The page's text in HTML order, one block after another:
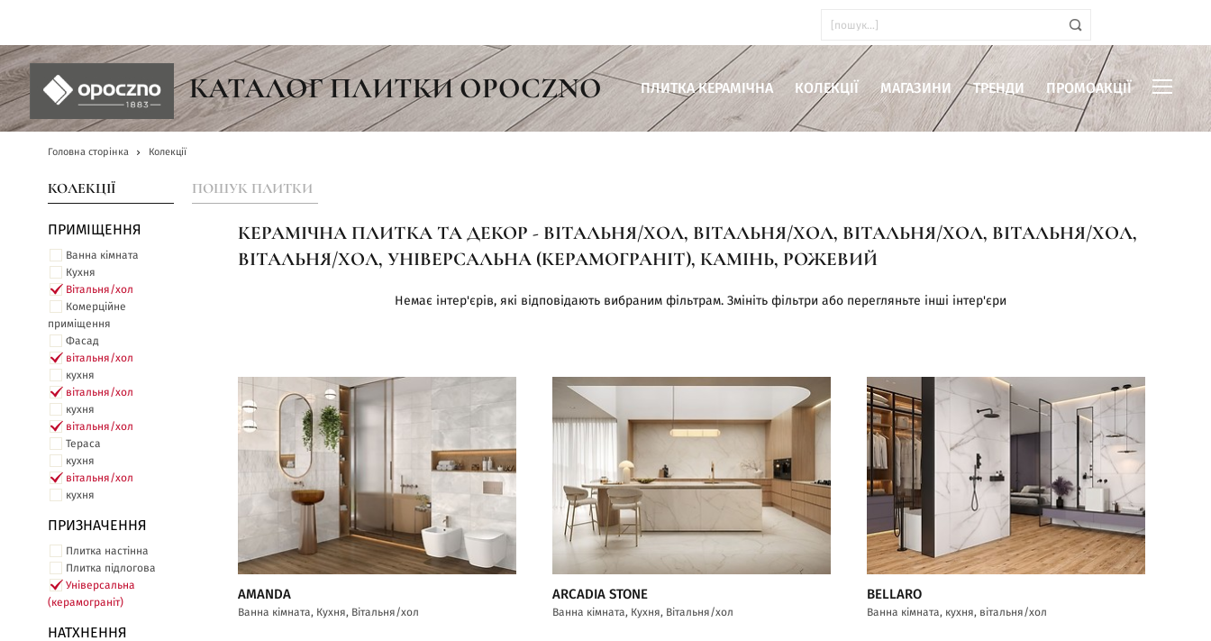
ПЛИТКА КЕРАМІЧНА КОЛЕКЦІЇ
Плитка для вітальні
Плитка для комерційних приміщень
МАГАЗИНИ ТРЕНДИ ПРОМОАКЦІЇ
КАТАЛОГ ПЛИТКИ OPOCZNO
Головна сторінка Колекції
КОЛЕКЦІЇ ПОШУК ПЛИТКИ
ПРИМІЩЕННЯ
Ванна кімната
Кухня
Вітальня/хол
Комерційне
приміщення
Фасад
вітальня/хол
кухня
вітальня/хол
кухня
вітальня/хол
Тераса
кухня
вітальня/хол
кухня
ПРИЗНАЧЕННЯ
Плитка настінна
Плитка підлогова
Універсальна
(керамограніт)
НАТХНЕННЯ
КЕРАМІЧНА ПЛИТКА ТА ДЕКОР - ВІТАЛЬНЯ/ХОЛ, ВІТАЛЬНЯ/ХОЛ, ВІТАЛЬНЯ/ХОЛ, ВІТАЛЬНЯ/ХОЛ,
ВІТАЛЬНЯ/ХОЛ, УНІВЕРСАЛЬНА (КЕРАМОГРАНІТ), КАМІНЬ, РОЖЕВИЙ
Немає інтер'єрів, які відповідають вибраним фільтрам. Змініть фільтри або перегляньте інші інтер'єри
AMANDA
Ванна кімната, Кухня, Вітальня/хол
ARCADIA STONE
Ванна кімната, Кухня, Вітальня/хол
BELLARO
Ванна кімната, кухня, вітальня/хол